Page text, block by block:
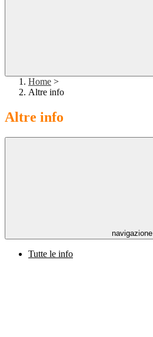
Home >
Altre info
Altre info
navigazione
Tutte le info